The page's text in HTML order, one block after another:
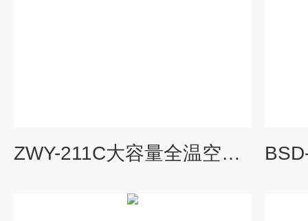
ZWY-211C大容量全温空气浴恒温摇床